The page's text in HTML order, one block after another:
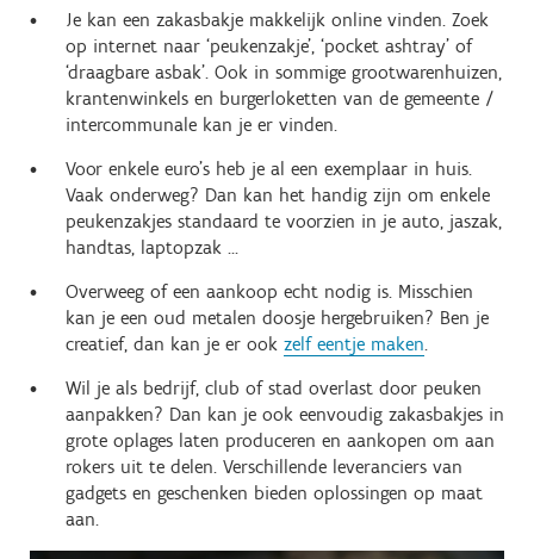
Je kan een zakasbakje makkelijk online vinden. Zoek
op internet naar ‘peukenzakje’, ‘pocket ashtray’ of
‘draagbare asbak’. Ook in sommige grootwarenhuizen,
krantenwinkels en burgerloketten van de gemeente /
intercommunale kan je er vinden.
Voor enkele euro’s heb je al een exemplaar in huis.
Vaak onderweg? Dan kan het handig zijn om enkele
peukenzakjes standaard te voorzien in je auto, jaszak,
handtas, laptopzak ...
Overweeg of een aankoop echt nodig is. Misschien
kan je een oud metalen doosje hergebruiken? Ben je
creatief, dan kan je er ook zelf eentje maken.
Wil je als bedrijf, club of stad overlast door peuken
aanpakken? Dan kan je ook eenvoudig zakasbakjes in
grote oplages laten produceren en aankopen om aan
rokers uit te delen. Verschillende leveranciers van
gadgets en geschenken bieden oplossingen op maat
aan.